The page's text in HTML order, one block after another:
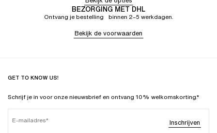
BEZORGING MET DHL
Ontvang je bestelling binnen 2–5 werkdagen.
Bekijk de voorwaarden
GET TO KNOW US!
Schrijf je in voor onze nieuwsbrief en ontvang 10% welkomskorting.*
E-mailadres Inschrijven